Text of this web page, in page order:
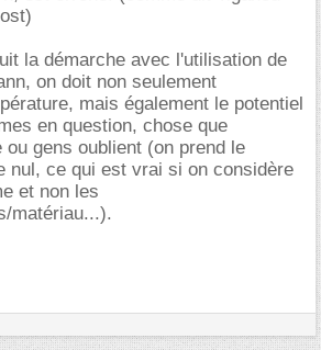
la démarche avec l'utilisation de
on doit non seulement
mais également le potentiel
en question, chose que
ou gens oublient (on prend le
nul, ce qui est vrai si on considère
et non les
matériau...).